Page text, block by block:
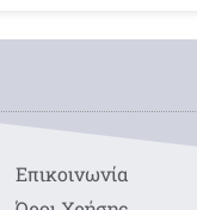
Eπικοινωνία